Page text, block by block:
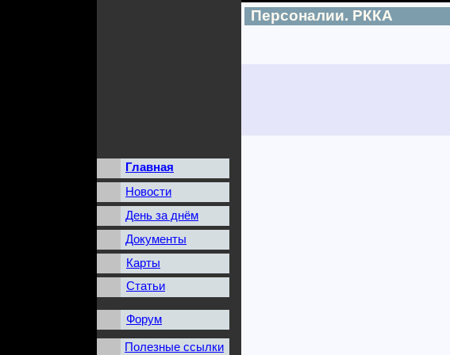
Главная
Новости
День за днём
Документы
Карты
Статьи
Форум
Полезные ссылки
Персоналии. РККА